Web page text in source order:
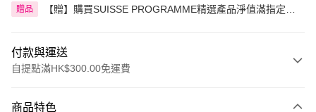
贈品
【贈】購買SUISSE PROGRAMME精選產品淨值滿指定金
付款與運送
自提點滿HK$300.00免運費
商品特色